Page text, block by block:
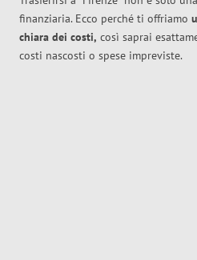
finanziaria. Ecco perché ti offriamo
chiara dei costi, così saprai
costi nascosti o spese impreviste.